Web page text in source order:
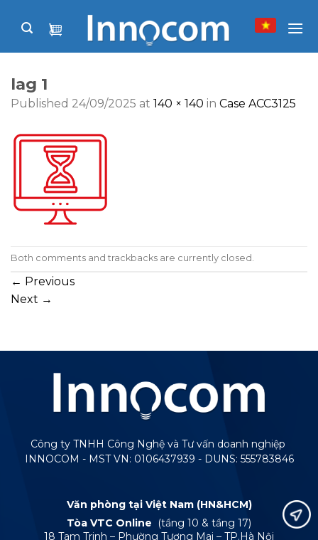
lag 1
Published 24/09/2025 at 140 × 140 in Case ACC3125
Both comments and trackbacks are currently closed.
← Previous
Next →
Công ty TNHH Công Nghệ và Tư vấn doanh nghiệp
INNOCOM - MST VN: 0106437939 - DUNS: 555783846
Văn phòng tại Việt Nam (HN&HCM)
Tòa VTC Online
(tầng 10 & tầng 17)
18 Tam Trinh – Phường Tương Mai – TP.Hà Nội